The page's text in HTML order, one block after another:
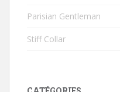
Parisian Gentleman
Stiff Collar